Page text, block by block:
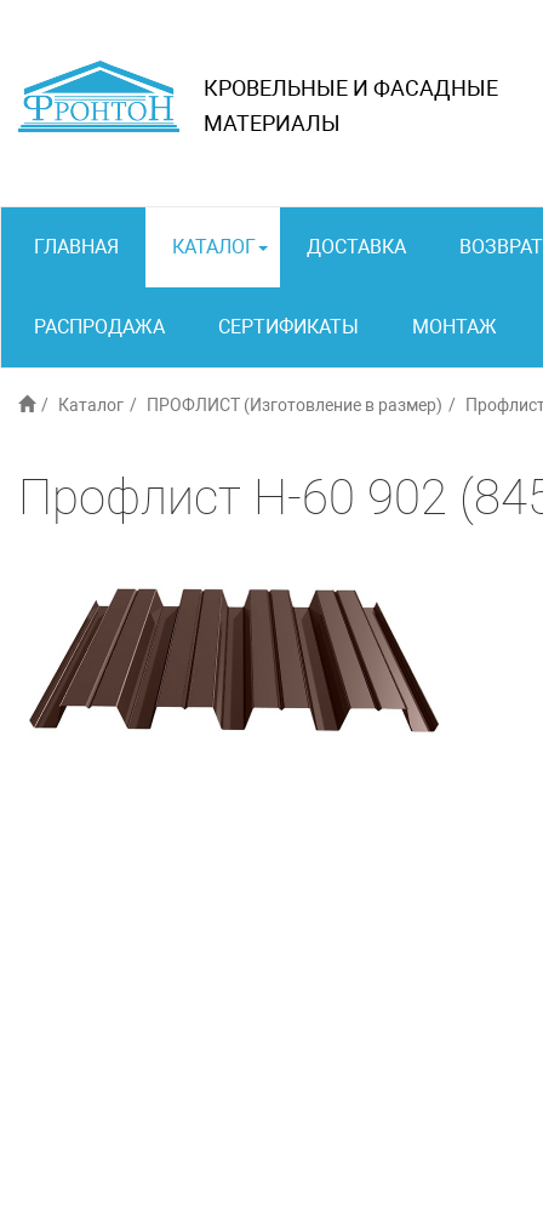
КРОВЕЛЬНЫЕ И ФАСАДНЫЕ
МАТЕРИАЛЫ
ГЛАВНАЯ КАТАЛОГ ДОСТАВКА ВОЗВРАТ
РАСПРОДАЖА СЕРТИФИКАТЫ МОНТАЖ
Каталог ПРОФЛИСТ (Изготовление в размер)
Профлист Н-60 902